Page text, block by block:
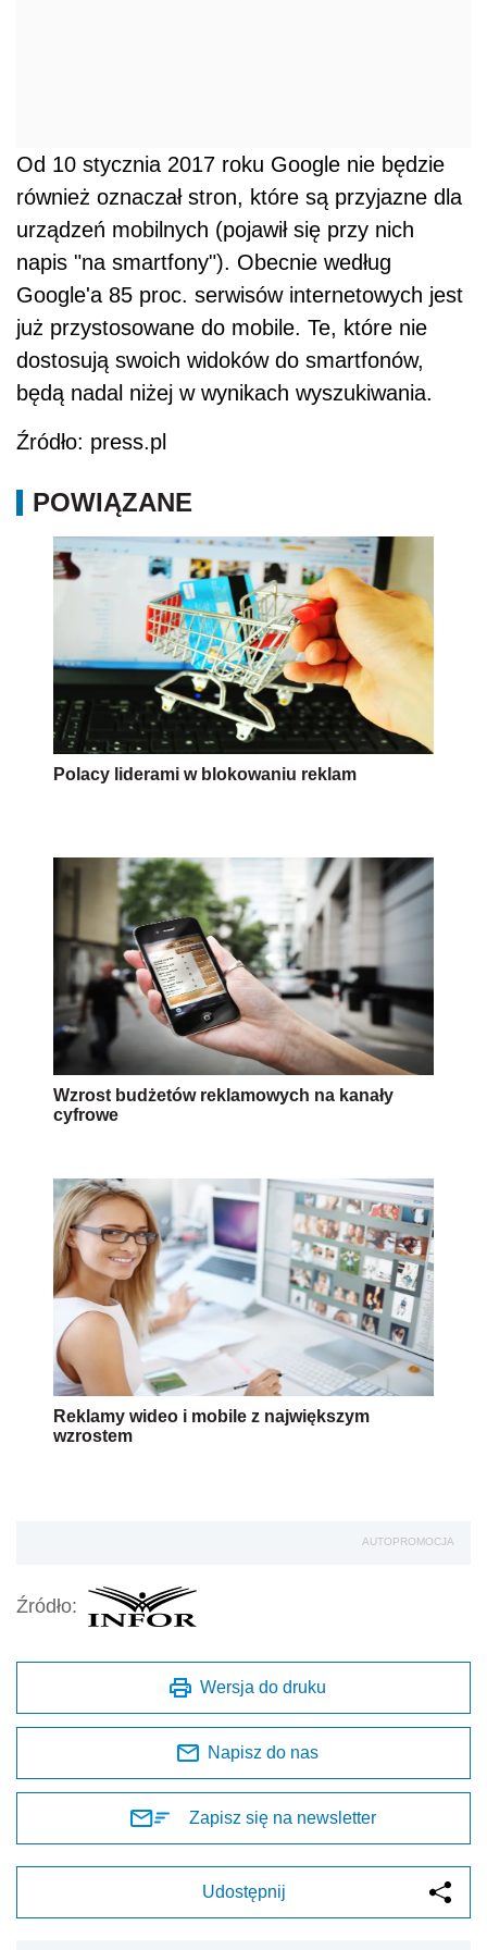
Od 10 stycznia 2017 roku Google nie będzie
również oznaczał stron, które są przyjazne dla
urządzeń mobilnych (pojawił się przy nich
napis "na smartfony"). Obecnie według
Google'a 85 proc. serwisów internetowych jest
już przystosowane do mobile. Te, które nie
dostosują swoich widoków do smartfonów,
będą nadal niżej w wynikach wyszukiwania.
Źródło: press.pl
POWIĄZANE
Polacy liderami w blokowaniu reklam
Wzrost budżetów reklamowych na kanały
cyfrowe
Reklamy wideo i mobile z największym
wzrostem
AUTOPROMOCJA
Źródło:
Wersja do druku
Napisz do nas
Zapisz się na newsletter
Udostępnij